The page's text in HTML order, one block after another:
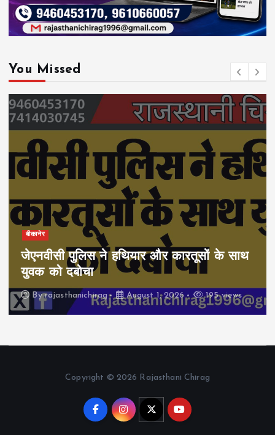
You Missed
बीकानेर
जेएनवीसी पुलिस ने हथियार और कारतूसों के साथ
युवक को दबोचा
Byrajasthanichirag August 1, 2026 195 views
Copyright © 2026 Rajasthani Chirag